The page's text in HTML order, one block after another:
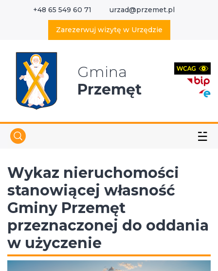
+48 65 549 60 71 urzad@przemet.pl
Zarezerwuj wizytę w Urzędzie
Gmina
Przemęt
☱
Wykaz nieruchomości
stanowiącej własność
Gminy Przemęt
przeznaczonej do oddania
w użyczenie
Wyszukaj w serwisie